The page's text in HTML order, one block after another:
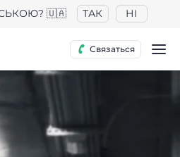
🇺🇦 ТАК НІ
Связаться